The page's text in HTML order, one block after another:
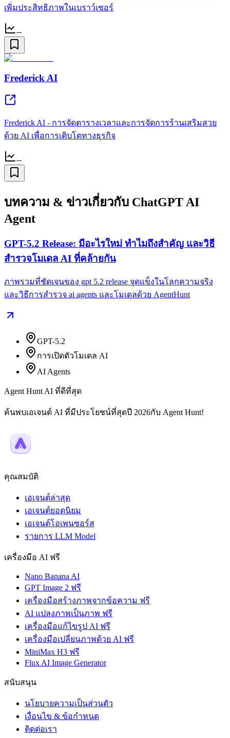
เพิ่มประสิทธิภาพในเบราว์เซอร์
--
Frederick AI
Frederick AI - การจัดตารางเวลาและการจัดการร้านเสริมสวย
ด้วย AI เพื่อการเติบโตทางธุรกิจ
--
บทความ & ข่าวเกี่ยวกับ ChatGPT AI
Agent
GPT-5.2 Release: มีอะไรใหม่ ทำไมถึงสำคัญ และวิธี
สำรวจโมเดล AI ที่คล้ายกัน
ภาพรวมที่ชัดเจนของ gpt 5.2 release จุดแข็งในโลกความจริง
และวิธีการสำรวจ ai agents และโมเดลด้วย AgentHunt
GPT-5.2
การเปิดตัวโมเดล AI
AI Agents
Agent Hunt AI ที่ดีที่สุด
ค้นพบเอเจนต์ AI ที่มีประโยชน์ที่สุดปี 2026กับ Agent Hunt!
คุณสมบัติ
เอเจนต์ล่าสุด
เอเจนต์ยอดนิยม
เอเจนต์โอเพนซอร์ส
รายการ LLM Model
เครื่องมือ AI ฟรี
Nano Banana AI
GPT Image 2 ฟรี
เครื่องมือสร้างภาพจากข้อความ ฟรี
AI แปลงภาพเป็นภาพ ฟรี
เครื่องมือแก้ไขรูป AI ฟรี
เครื่องมือเปลี่ยนภาพด้วย AI ฟรี
MiniMax H3 ฟรี
Flux AI Image Generator
สนับสนุน
นโยบายความเป็นส่วนตัว
เงื่อนไข & ข้อกำหนด
ติดต่อเรา